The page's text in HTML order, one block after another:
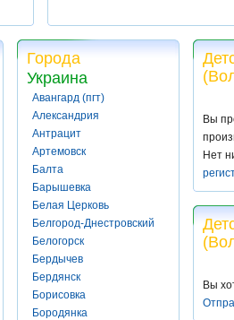
Города
Украина
Авангард (пгт)
Александрия
Антрацит
Артемовск
Балта
Барышевка
Белая Церковь
Белгород-Днестровский
Белогорск
Бердычев
Бердянск
Борисовка
Бородянка
Вы
Нет
Вы